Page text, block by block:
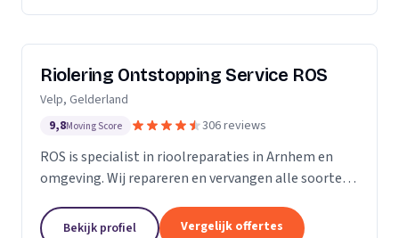
Riolering Ontstopping Service ROS
Velp, Gelderland
9,8Moving Score 306 reviews
ROS is specialist in rioolreparaties in Arnhem en
omgeving. Wij repareren en vervangen alle soorten
rioolherstel maken we gebruik van hoogwaardige...
Bekijk profiel Vergelijk offertes